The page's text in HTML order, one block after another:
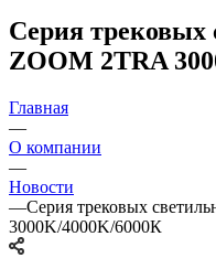
Серия трековых
ZOOM 2TRA
Главная
—
О компании
—
Новости
—Серия трековых
3000K/4000K/6000К